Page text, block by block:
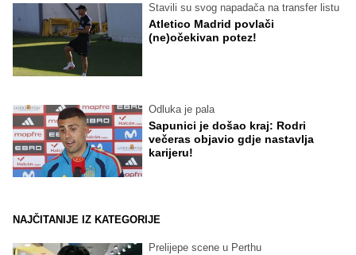
Stavili su svog napadača na transfer listu
Atletico Madrid povlači
(ne)očekivan potez!
Odluka je pala
Sapunici je došao kraj: Rodri
večeras objavio gdje nastavlja
karijeru!
NAJČITANIJE IZ KATEGORIJE
Prelijepe scene u Perthu